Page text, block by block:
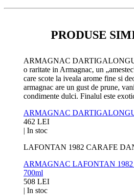
PRODUSE
ARMAGNAC
o raritate in Armagnac, un
care scote la iveala arome fine si
armagnac are un gust de prune,
condimente dulci. Finalul este
ARMAGNAC
462 LEI
| In stoc
LAFONTAN 1982 CARAFE
ARMAGNAC LAFONTAN
700ml
508 LEI
| In stoc